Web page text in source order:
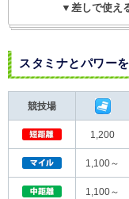
▼差しで使え
スタミナとパワー
競技場
1,200
1,100～
1,100～